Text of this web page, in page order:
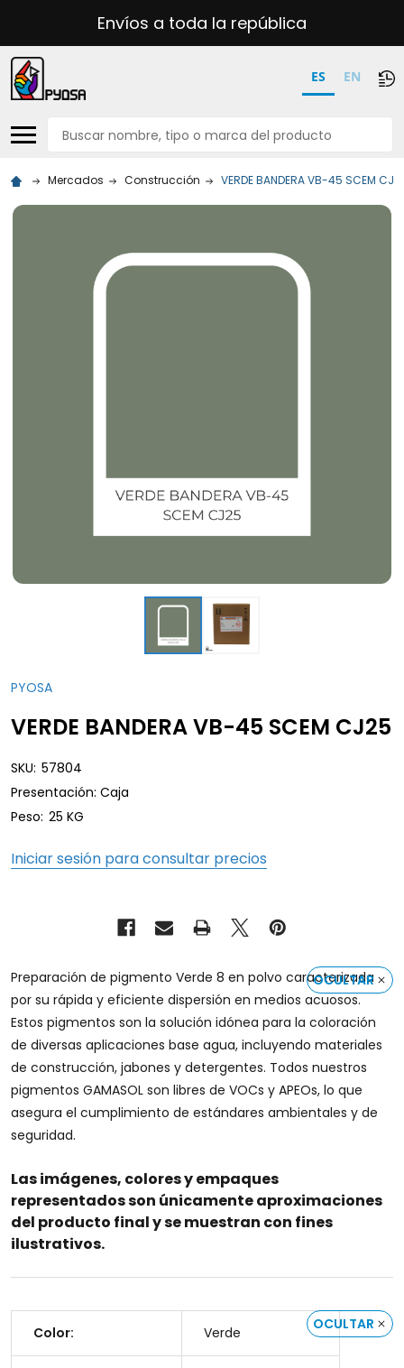
Envíos a toda la república
ES EN
Buscar
Mercados Construcción VERDE BANDERA VB-45 SCEM
PYOSA
VERDE BANDERA VB-45 SCEM CJ25
SKU: 57804
Presentación: Caja
Peso: 25 KG
Iniciar sesión para consultar precios
OCULTAR
Preparación de pigmento Verde 8 en polvo caracterizada
por su rápida y eficiente dispersión en medios acuosos.
Estos pigmentos son la solución idónea para la coloración
de diversas aplicaciones base agua, incluyendo materiales
de construcción, jabones y detergentes. Todos nuestros
pigmentos GAMASOL son libres de VOCs y APEOs, lo que
asegura el cumplimiento de estándares ambientales y de
seguridad.
Las imágenes, colores y empaques
representados son únicamente aproximaciones
del producto final y se muestran con fines
ilustrativos.
OCULTAR
Color: Verde